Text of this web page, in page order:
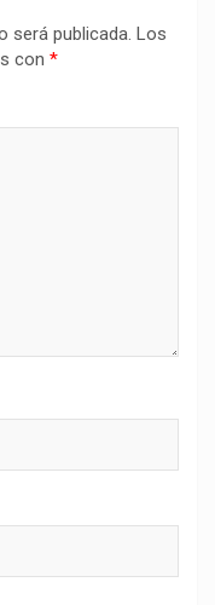
será publicada. Los
con *